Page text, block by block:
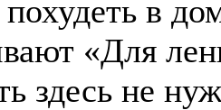
в
«Для
здесь не